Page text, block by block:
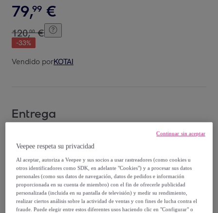
79,99 €
120,00 €
-33%
Vendido porKOTAI
Entrega
Gratis desde 100,01 € de compra
Entrega: Entre el11/08y el14/08
¿Cómo funciona?
Veepee respeta su privacidad
Al aceptar, autoriza a Veepee y sus socios a usar rastreadores (como cookies u
otros identificadores como SDK, en adelante "Cookies") y a procesar sus datos
personales (como sus datos de navegación, datos de pedidos e información
proporcionada en su cuenta de miembro) con el fin de ofrecerle publicidad
personalizada (incluida en su pantalla de televisión) y medir su rendimiento,
realizar ciertos análisis sobre la actividad de ventas y con fines de lucha contra el
fraude. Puede elegir entre estos diferentes usos haciendo clic en "Configurar" o
Continuar sin aceptar